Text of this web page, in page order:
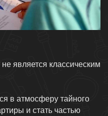
является классическим
в атмосферу тайного
и стать частью